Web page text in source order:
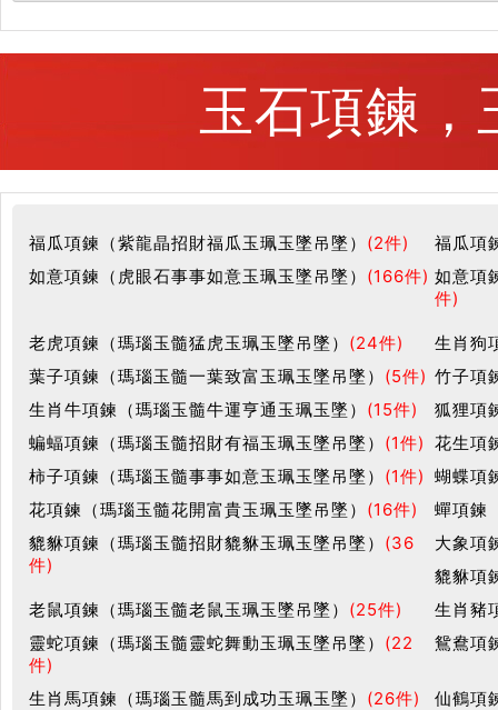
玉石項鍊
福瓜項鍊（紫龍晶招財福瓜玉珮玉墜吊墜） (2件)
福瓜項
如意項鍊（虎眼石事事如意玉珮玉墜吊墜） (166件) 如意項
件)
老虎項鍊（瑪瑙玉髓猛虎玉珮玉墜吊墜） (24件)
生肖狗
葉子項鍊（瑪瑙玉髓一葉致富玉珮玉墜吊墜） (5件) 竹子項
生肖牛項鍊（瑪瑙玉髓牛運亨通玉珮玉墜） (15件)
狐狸項
蝙蝠項鍊（瑪瑙玉髓招財有福玉珮玉墜吊墜） (1件) 花生項
柿子項鍊（瑪瑙玉髓事事如意玉珮玉墜吊墜） (1件) 蝴蝶項
花項鍊（瑪瑙玉髓花開富貴玉珮玉墜吊墜） (16件)
蟬項鍊
貔貅項鍊（瑪瑙玉髓招財貔貅玉珮玉墜吊墜） (36
件)
大象項
貔貅項
老鼠項鍊（瑪瑙玉髓老鼠玉珮玉墜吊墜） (25件)
生肖豬
靈蛇項鍊（瑪瑙玉髓靈蛇舞動玉珮玉墜吊墜） (22
件)
鴛鴦項
生肖馬項鍊（瑪瑙玉髓馬到成功玉珮玉墜） (26件)
仙鶴項